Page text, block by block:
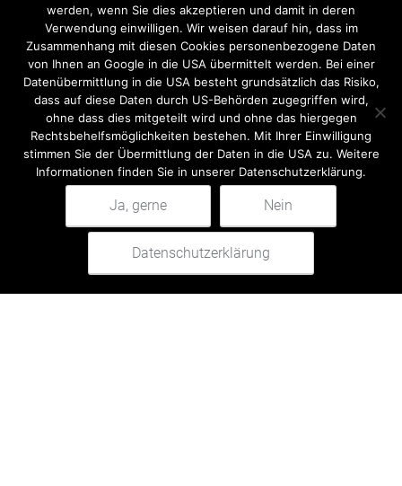
Firmenname*
Ihre Nachricht*
0
werden, wenn Sie dies akzeptieren und damit in deren
Verwendung einwilligen. Wir weisen darauf hin, dass im
Zusammenhang mit diesen Cookies personenbezogene Daten
von Ihnen an Google in die USA übermittelt werden. Bei einer
Datenübermittlung in die USA besteht grundsätzlich das Risiko,
dass auf diese Daten durch US-Behörden zugegriffen wird,
ohne dass dies mitgeteilt wird und ohne das hiergegen
Rechtsbehelfsmöglichkeiten bestehen. Mit Ihrer Einwilligung
stimmen Sie der Übermittlung der Daten in die USA zu. Weitere
Informationen finden Sie in unserer Datenschutzerklärung.
Ja, gerne Nein
Datenschutzerklärung